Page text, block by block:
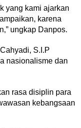
yang kami ajarkan
karena
ungkap Danpos.
S.I.P
nasionalisme dan
rasa disiplin para
kebangsaan